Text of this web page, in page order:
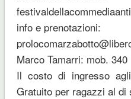
info e prenotazioni:
Marco Tamarri: mob. 340
Il costo di ingresso
Gratuito per ragazzi al di